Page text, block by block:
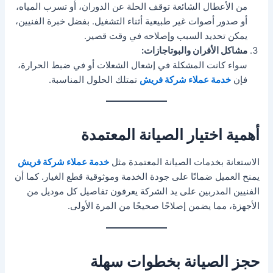
من الأعطال الشائعة توقف الحلة عن الدوران، أو تسرب المياه،
أو صدور أصوات غير طبيعية أثناء التشغيل. بفضل خبرة الفنيين،
يمكن تحديد السبب وإصلاحه في وقت قصير.
مشاكل الأفران والبوتاجازات:
سواء كانت المشكلة في إشعال الشعلات أو في ضبط الحرارة،
فإنخدمة عملاء شركة فريش تمتلك الحلول المناسبة.
أهمية اختيار الصيانة المعتمدة
الاستعانة بخدمات الصيانة المعتمدة مثلخدمة عملاء شركة فريش
يمنح العميل ضمانًا على جودة الخدمة وموثوقية قطع الغيار. كما أن
الفنيين المدربين على يد الشركة يعرفون تفاصيل كل موديل من
الأجهزة، مما يضمن إصلاحًا صحيحًا من المرة الأولى.
حجز الصيانة بخطوات سهلة